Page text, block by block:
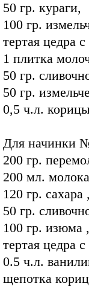
50 гр. кураги,
100 гр.
тертая цедра
1 плитка
50 гр.
50 гр.
0,5 ч.л.
Для начинки
200 гр.
200 мл.
120 гр. сахара
50 гр.
100 гр. изюма ,
тертая цедра
0.5 ч.л.
щепотка